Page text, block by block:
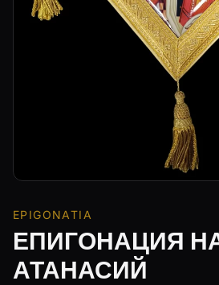
EPIGONATIA
ЕПИГОНАЦИЯ
АТАНАСИЙ